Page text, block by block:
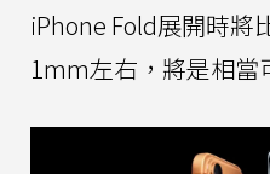
iPhone Fold展開時將
1mm左右，將是相當